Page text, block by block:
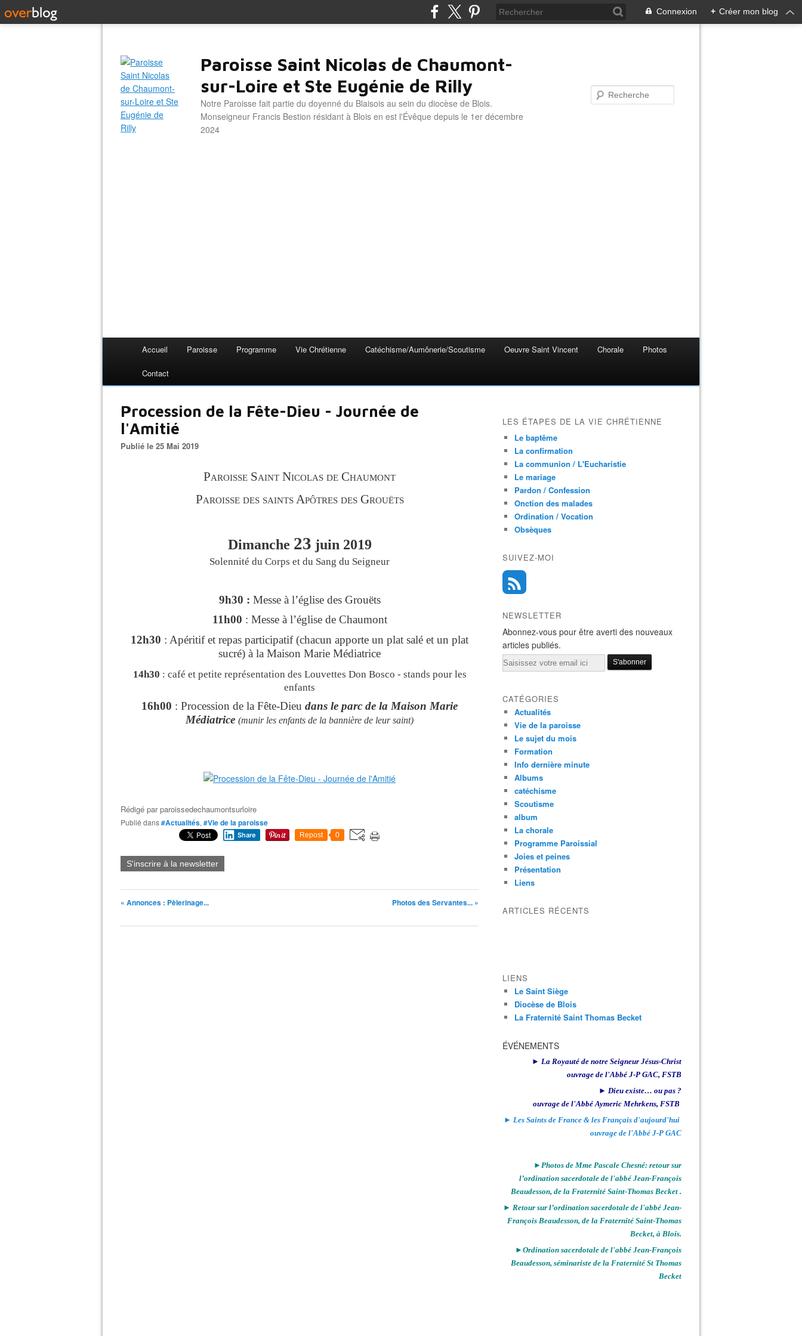
Connexion + Créer mon blog
Paroisse Saint Nicolas de Chaumont-
sur-Loire et Ste Eugénie de Rilly
Notre Paroisse fait partie du doyenné du Blaisois au sein du diocèse de Blois.
Monseigneur Francis Bestion résidant à Blois en est l'Évêque depuis le 1er décembre
2024
Accueil Paroisse Programme Vie Chrétienne Catéchisme/Aumônerie/Scoutisme Oeuvre Saint Vincent Chorale Photos
Contact
Procession de la Fête-Dieu - Journée de
l'Amitié
Publié le 25 Mai 2019
Paroisse Saint Nicolas de Chaumont
Paroisse des saints Apôtres des Grouëts
Dimanche 23 juin 2019
Solennité du Corps et du Sang du Seigneur
9h30 : Messe à l’église des Grouëts
11h00 : Messe à l’église de Chaumont
12h30 : Apéritif et repas participatif (chacun apporte un plat salé et un plat
sucré) à la Maison Marie Médiatrice
14h30 : café et petite représentation des Louvettes Don Bosco - stands pour les
enfants
16h00 : Procession de la Fête-Dieu dans le parc de la Maison Marie
Médiatrice (munir les enfants de la bannière de leur saint)
Rédigé parparoissedechaumontsurloire
Publié dans#Actualités, #Vie de la paroisse
Share Repost 0
S'inscrire à la newsletter
« Annonces : Pèlerinage... Photos des Servantes... »
LES ÉTAPES DE LA VIE CHRÉTIENNE
Le baptême
La confirmation
La communion / L'Eucharistie
Le mariage
Pardon / Confession
Onction des malades
Ordination / Vocation
Obsèques
SUIVEZ-MOI
NEWSLETTER
Abonnez-vous pour être averti des nouveaux
articles publiés.
Email
CATÉGORIES
Actualités
Vie de la paroisse
Le sujet du mois
Formation
Info dernière minute
Albums
catéchisme
Scoutisme
album
La chorale
Programme Paroissial
Joies et peines
Présentation
Liens
ARTICLES RÉCENTS
LIENS
Le Saint Siège
Diocèse de Blois
La Fraternité Saint Thomas Becket
ÉVÉNEMENTS
► La Royauté de notre Seigneur Jésus-Christ
ouvrage de l'Abbé J-P GAC, FSTB
► Dieu existe… ou pas ?
ouvrage de l'Abbé Aymeric Mehrkens, FSTB
► Les Saints de France & les Français d'aujourd'hui
ouvrage de l'Abbé J-P GAC
►Photos de Mme Pascale Chesné: retour sur
l’ordination sacerdotale de l'abbé Jean-François
Beaudesson, de la Fraternité Saint-Thomas Becket .
► Retour sur l’ordination sacerdotale de l'abbé Jean-
François Beaudesson, de la Fraternité Saint-Thomas
Becket, à Blois.
►Ordination sacerdotale de l'abbé Jean-François
Beaudesson, séminariste de la Fraternité St Thomas
Becket